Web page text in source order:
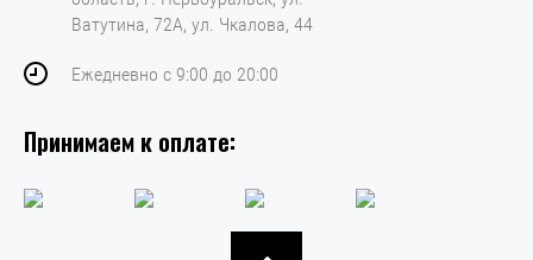
Ватутина, 72А, ул. Чкалова, 44
Ежедневно с 9:00 до 20:00
Принимаем к оплате: